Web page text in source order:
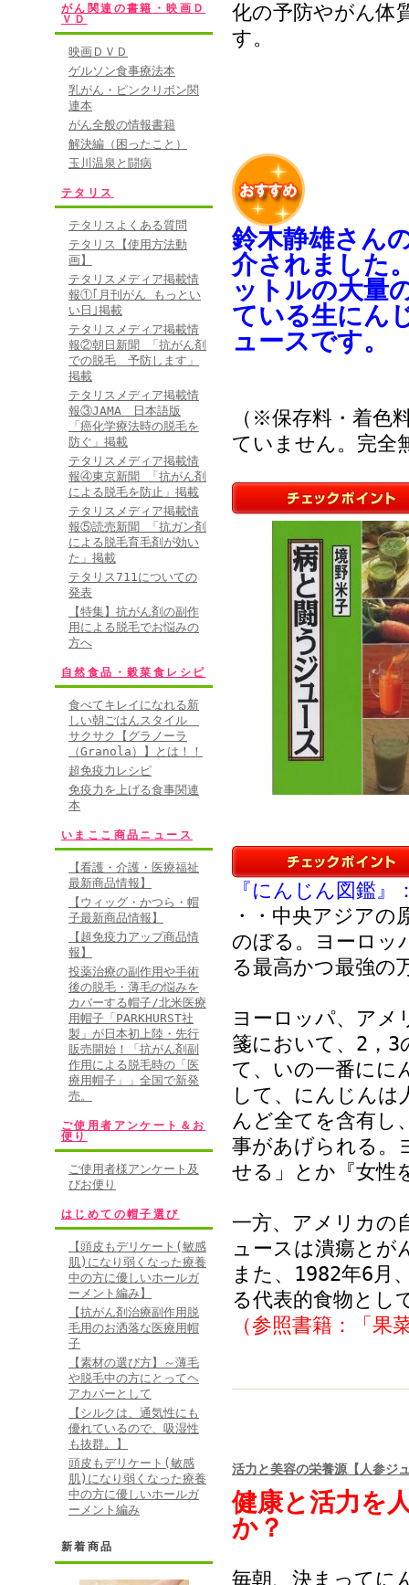
がん関連の書籍・映画Ｄ
ＶＤ
映画ＤＶＤ
ゲルソン食事療法本
乳がん・ピンクリボン関
連本
がん全般の情報書籍
解決編（困ったこと）
玉川温泉と闘病
テタリス
テタリスよくある質問
テタリス【使用方法動
画】
テタリスメディア掲載情
報①｢月刊がん もっとい
い日｣掲載
テタリスメディア掲載情
報②朝日新聞 「抗がん剤
での脱毛 予防します」
掲載
テタリスメディア掲載情
報③JAMA 日本語版
「癌化学療法時の脱毛を
防ぐ」掲載
テタリスメディア掲載情
報④東京新聞 「抗がん剤
による脱毛を防止」掲載
テタリスメディア掲載情
報⑤読売新聞 「抗ガン剤
による脱毛育毛剤が効い
た」掲載
テタリス711についての
発表
【特集】抗がん剤の副作
用による脱毛でお悩みの
方へ
自然食品・穀菜食レシピ
食べてキレイになれる新
しい朝ごはんスタイル
サクサク【グラノーラ
（Granola）】とは！！
超免疫力レシピ
免疫力を上げる食事関連
本
いまここ商品ニュース
【看護・介護・医療福祉
最新商品情報】
【ウィッグ・かつら・帽
子最新商品情報】
【超免疫力アップ商品情
報】
投薬治療の副作用や手術
後の脱毛・薄毛の悩みを
カバーする帽子/北米医療
用帽子「PARKHURST社
製」が日本初上陸・先行
販売開始！「抗がん剤副
作用による脱毛時の「医
療用帽子」」全国で新発
売。
ご使用者アンケート＆お
便り
ご使用者様アンケート及
びお便り
はじめての帽子選び
【頭皮もデリケート(敏感
肌)になり弱くなった療養
中の方に優しいホールガ
ーメント編み】
【抗がん剤治療副作用脱
毛用のお洒落な医療用帽
子
【素材の選び方】～薄毛
や脱毛中の方にとってヘ
アカバーとして
【シルクは、通気性にも
優れているので、吸湿性
も抜群。】
頭皮もデリケート(敏感
肌)になり弱くなった療養
中の方に優しいホールガ
ーメント編み
新着商品
化の予防やがん体
す。
鈴木静雄さん
介されました
ットルの大量
ている生にん
ュースです。
（※保存料・着色
ていません。完全
『にんじん図鑑
・・中央アジア
のぼる。ヨーロッ
る最高かつ最強の
ヨーロッパ、アメ
箋において、2，3
て、いの一番にに
して、にんじんは
んど全てを含有し
事があげられる。
せる」とか『女性
一方、アメリカの
ュースは潰瘍とが
また、1982年6月
る代表的食物とし
（参照書籍：「果
活力と美容の栄養源【人参ジ
健康と活力を
か？
毎朝、決まってに